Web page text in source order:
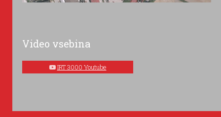
Video vsebina
IRT 3000 Youtube